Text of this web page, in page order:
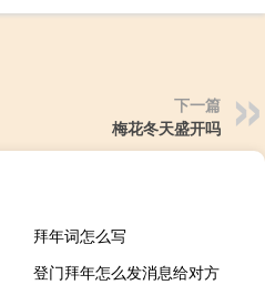
下一篇
梅花冬天盛开吗
拜年词怎么写
登门拜年怎么发消息给对方